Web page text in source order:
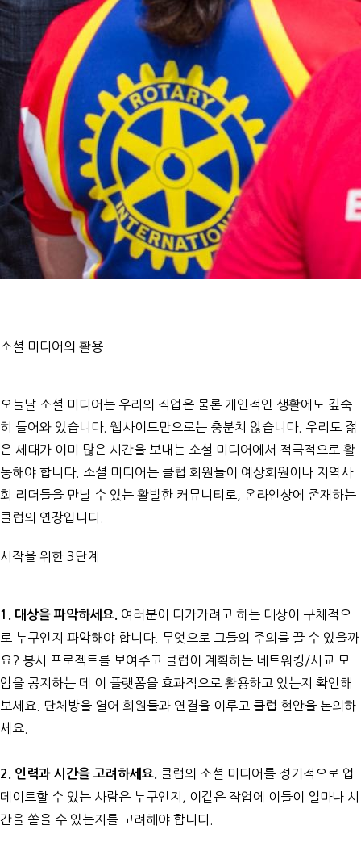
소셜 미디어의 활용
오늘날 소셜 미디어는 우리의 직업은 물론 개인적인 생활에도 깊숙
히 들어와 있습니다. 웹사이트만으로는 충분치 않습니다. 우리도 젊
은 세대가 이미 많은 시간을 보내는 소셜 미디어에서 적극적으로 활
동해야 합니다. 소셜 미디어는 클럽 회원들이 예상회원이나 지역사
회 리더들을 만날 수 있는 활발한 커뮤니티로, 온라인상에 존재하는
클럽의 연장입니다.
시작을 위한 3단계
1. 대상을 파악하세요. 여러분이 다가가려고 하는 대상이 구체적으
로 누구인지 파악해야 합니다. 무엇으로 그들의 주의를 끌 수 있을까
요? 봉사 프로젝트를 보여주고 클럽이 계획하는 네트워킹/사교 모
임을 공지하는 데 이 플랫폼을 효과적으로 활용하고 있는지 확인해
보세요. 단체방을 열어 회원들과 연결을 이루고 클럽 현안을 논의하
세요.
2. 인력과 시간을 고려하세요. 클럽의 소셜 미디어를 정기적으로 업
데이트할 수 있는 사람은 누구인지, 이같은 작업에 이들이 얼마나 시
간을 쏟을 수 있는지를 고려해야 합니다.